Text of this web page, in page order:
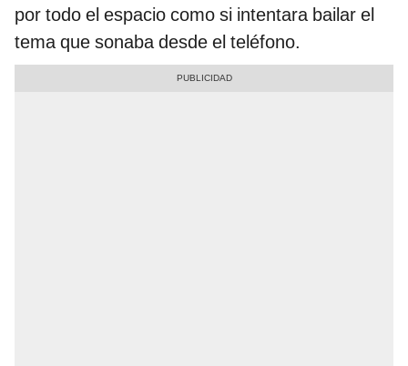
por todo el espacio como si intentara bailar el
tema que sonaba desde el teléfono.